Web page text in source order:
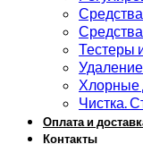
Тестеры
Хлорные
Чистка.
Оплата и
Контакты